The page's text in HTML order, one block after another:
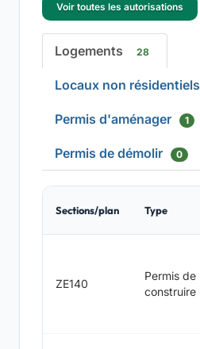
Voir toutes les autorisations
Logements 28
Locaux non résidentiels
Permis d'aménager 1
Permis de démolir 0
Sections/plan Type
ZE140
Permis de
construire